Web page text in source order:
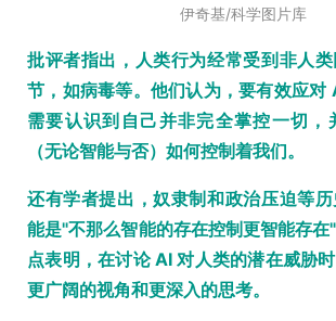
伊奇基/科学图片库
批评者指出，人类行为经常受到非人
节，如病毒等。他们认为，要有效应对
需要认识到自己并非完全掌控一切，
（无论智能与否）如何控制着我们。
还有学者提出，奴隶制和政治压迫等
能是"不那么智能的存在控制更智能存
点表明，在讨论 AI 对人类的潜在威胁
更广阔的视角和更深入的思考。